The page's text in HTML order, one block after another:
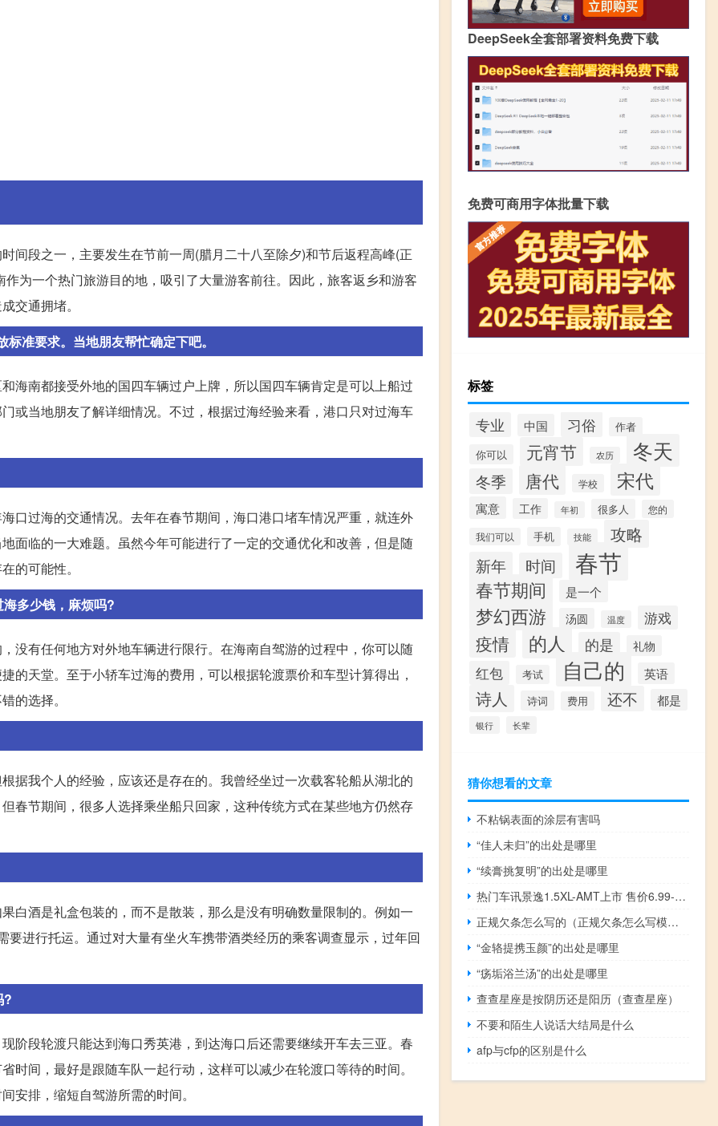
间段之一，主要发生在节前一周(腊月二十八至除夕)和节后返程高峰(正
为一个热门旅游目的地，吸引了大量游客前往。因此，旅客返乡和游客
交通拥堵。
准要求。当地朋友帮忙确定下吧。
海南都接受外地的国四车辆过户上牌，所以国四车辆肯定是可以上船过
或当地朋友了解详细情况。不过，根据过海经验来看，港口只对过海车
口过海的交通情况。去年在春节期间，海口港口堵车情况严重，就连外
面临的一大难题。虽然今年可能进行了一定的交通优化和改善，但是随
的可能性。
多少钱，麻烦吗?
没有任何地方对外地车辆进行限行。在海南自驾游的过程中，你可以随
的天堂。至于小轿车过海的费用，可以根据轮渡票价和车型计算得出，
的选择。
据我个人的经验，应该还是存在的。我曾经坐过一次载客轮船从湖北的
春节期间，很多人选择乘坐船只回家，这种传统方式在某些地方仍然存
白酒是礼盒包装的，而不是散装，那么是没有明确数量限制的。例如一
进行托运。通过对大量有坐火车携带酒类经历的乘客调查显示，过年回
?
阶段轮渡只能达到海口秀英港，到达海口后还需要继续开车去三亚。春
间，最好是跟随车队一起行动，这样可以减少在轮渡口等待的时间。
安排，缩短自驾游所需的时间。
DeepSeek全套部署资料免费下载
免费可商用字体批量下载
标签
专业 中国 习俗 作者
你可以 元宵节 农历 冬天
冬季 唐代 学校 宋代
寓意 工作 年初 很多人 您的
我们可以 手机 技能 攻略
新年 时间 春节
春节期间 是一个
梦幻西游 汤圆 温度 游戏
疫情 的人 的是 礼物
红包 考试 自己的 英语
诗人 诗词 费用 还不 都是
银行 长辈
猜你想看的文章
不粘锅表面的涂层有害吗
“佳人未归”的出处是哪里
“续膏挑复明”的出处是哪里
热门车讯景逸1.5XL-AMT上市 售价6.99-8.69万元
正规欠条怎么写的（正规欠条怎么写模板）
“金辂提携玉颜”的出处是哪里
“疡垢浴兰汤”的出处是哪里
查查星座是按阴历还是阳历（查查星座）
不要和陌生人说话大结局是什么
afp与cfp的区别是什么